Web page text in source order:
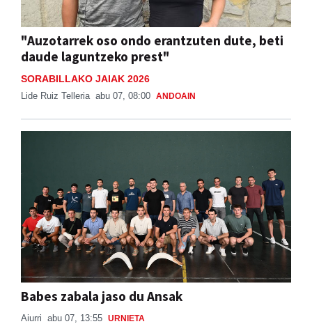
"Auzotarrek oso ondo erantzuten dute, beti
daude laguntzeko prest"
SORABILLAKO JAIAK 2026
Lide Ruiz Telleria abu 07, 08:00 ANDOAIN
Babes zabala jaso du Ansak
Aiurri abu 07, 13:55 URNIETA